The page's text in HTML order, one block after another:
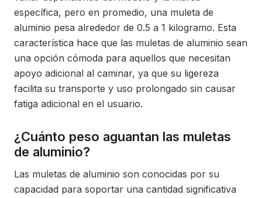
específica, pero en promedio, una muleta de
aluminio pesa alrededor de 0.5 a 1 kilogramo. Esta
característica hace que las muletas de aluminio sean
una opción cómoda para aquellos que necesitan
apoyo adicional al caminar, ya que su ligereza
facilita su transporte y uso prolongado sin causar
fatiga adicional en el usuario.
¿Cuánto peso aguantan las muletas
de aluminio?
Las muletas de aluminio son conocidas por su
capacidad para soportar una cantidad significativa